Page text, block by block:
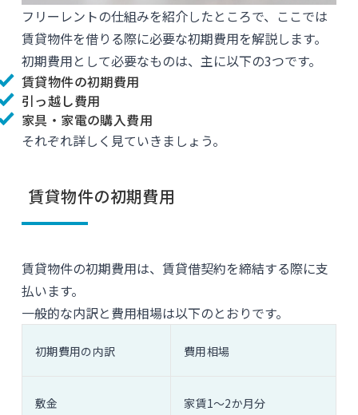
フリーレントの仕組みを紹介したところで、ここでは
賃貸物件を借りる際に必要な初期費用を解説します。
初期費用として必要なものは、主に以下の3つです。
賃貸物件の初期費用
引っ越し費用
家具・家電の購入費用
それぞれ詳しく見ていきましょう。
賃貸物件の初期費用
賃貸物件の初期費用は、賃貸借契約を締結する際に支
払います。
一般的な内訳と費用相場は以下のとおりです。
初期費用の内訳 費用相場
敷金 家賃1〜2か月分